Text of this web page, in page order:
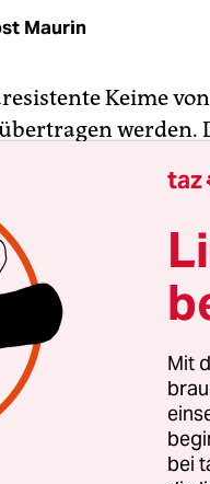
Maurin
Keime
werden.
Bundesinstitut für
Das ist neu, denn
MRSA über
die
kritisieren seit
Entstehung und
mit diesen
taz
Mit
bei